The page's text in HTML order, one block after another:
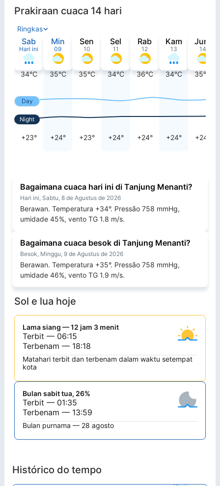
Prakiraan cuaca 14 hari
Ringkas
Sab
Hari ini
34°C
+23°
Min
09
35°C
+24°
Sen
10
35°C
+23°
Sel
11
34°C
+24°
Rab
12
36°C
+24°
Kam
13
34°C
+24°
Jum
14
35°C
+24°
Day
Night
Bagaimana cuaca hari ini di Tanjung Menanti?
Hari ini, Sabtu, 8 de Agustus de 2026
Berawan. Temperatura +34°. Pressão 758 mmHg,
umidade 45%, vento TG 1.8 m/s.
Bagaimana cuaca besok di Tanjung Menanti?
Besok, Minggu, 9 de Agustus de 2026
Berawan. Temperatura +35°. Pressão 758 mmHg,
umidade 46%, vento TG 1.9 m/s.
Sol e lua hoje
Lama siang — 12 jam 3 menit
Terbit — 06:15
Terbenam — 18:18
Matahari terbit dan terbenam dalam waktu setempat
kota
Bulan sabit tua, 26%
Terbit — 01:35
Terbenam — 13:59
Bulan purnama — 28 agosto
Histórico do tempo